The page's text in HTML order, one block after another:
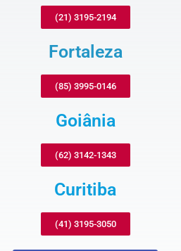
(21) 3195-2194
Fortaleza
(85) 3995-0146
Goiânia
(62) 3142-1343
Curitiba
(41) 3195-3050